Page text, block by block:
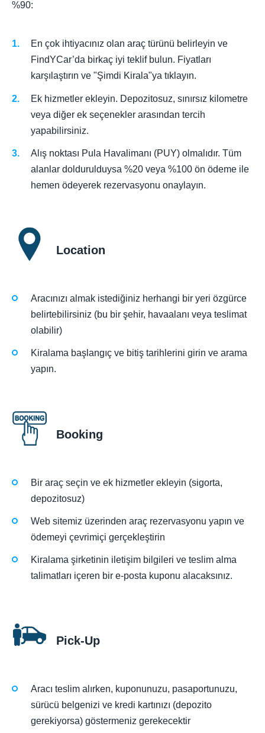
%90:
En çok ihtiyacınız olan araç türünü belirleyin ve
FindYCar’da birkaç iyi teklif bulun. Fiyatları
karşılaştırın ve "Şimdi Kirala"ya tıklayın.
Ek hizmetler ekleyin. Depozitosuz, sınırsız kilometre
veya diğer ek seçenekler arasından tercih
yapabilirsiniz.
Alış noktası Pula Havalimanı (PUY) olmalıdır. Tüm
alanlar doldurulduysa %20 veya %100 ön ödeme ile
hemen ödeyerek rezervasyonu onaylayın.
Location
Aracınızı almak istediğiniz herhangi bir yeri özgürce
belirtebilirsiniz (bu bir şehir, havaalanı veya teslimat
olabilir)
Kiralama başlangıç ve bitiş tarihlerini girin ve arama
yapın.
Booking
Bir araç seçin ve ek hizmetler ekleyin (sigorta,
depozitosuz)
Web sitemiz üzerinden araç rezervasyonu yapın ve
ödemeyi çevrimiçi gerçekleştirin
Kiralama şirketinin iletişim bilgileri ve teslim alma
talimatları içeren bir e-posta kuponu alacaksınız.
Pick-Up
Aracı teslim alırken, kuponunuzu, pasaportunuzu,
sürücü belgenizi ve kredi kartınızı (depozito
gerekiyorsa) göstermeniz gerekecektir